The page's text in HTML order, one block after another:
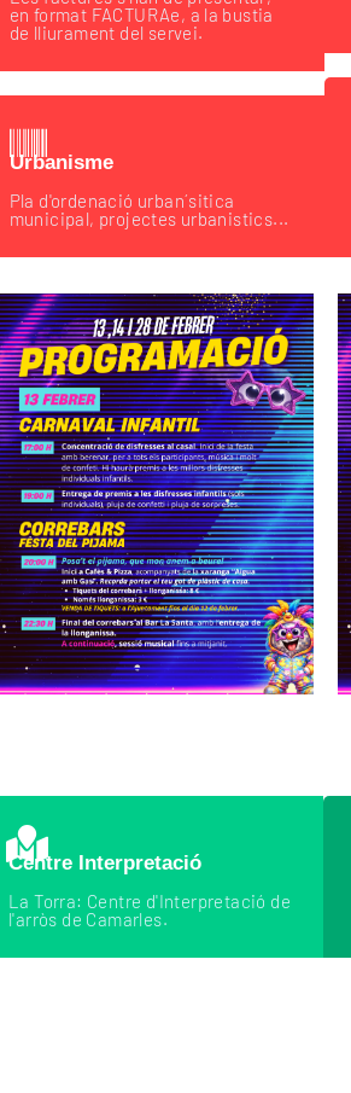
en format FACTURAe, a la bustia
de lliurament del servei.
Urbanisme
Pla d'ordenació urban´sitica
municipal, projectes urbanistics...
Centre Interpretació
La Torra: Centre d'Interpretació de
l'arròs de Camarles.